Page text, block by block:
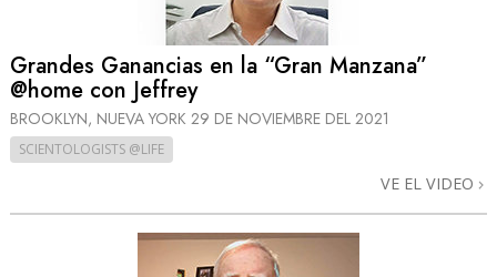
Grandes Ganancias en la “Gran Manzana”
@home con Jeffrey
BROOKLYN, NUEVA YORK 29 DE NOVIEMBRE DEL 2021
SCIENTOLOGISTS @LIFE
VE EL VIDEO